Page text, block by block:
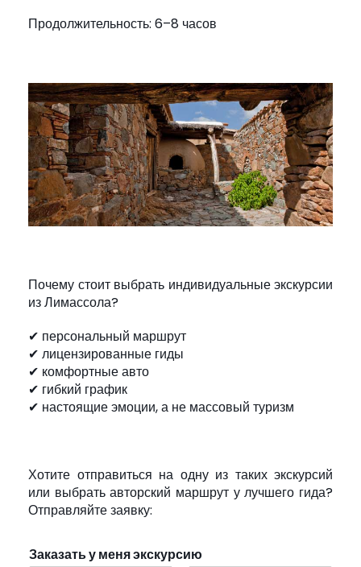
Продолжительность: 6–8 часов
Почему стоит выбрать индивидуальные экскурсии
из Лимассола?
✔ персональный маршрут
✔ лицензированные гиды
✔ комфортные авто
✔ гибкий график
✔ настоящие эмоции, а не массовый туризм
Хотите отправиться на одну из таких экскурсий
или выбрать авторский маршрут у лучшего гида?
Отправляйте заявку:
Заказать у меня экскурсию